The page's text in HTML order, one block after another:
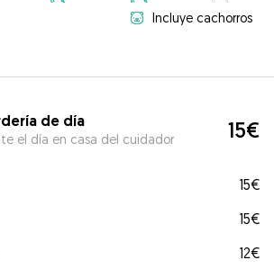
Incluye cachorros
de día
el día en casa del cuidador 15€
15€
15€
12€